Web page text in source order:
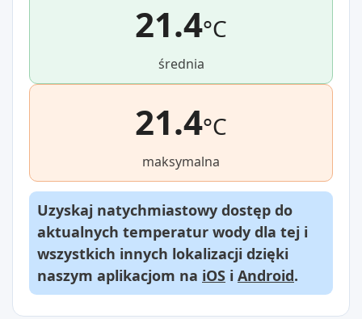
21.4°C
średnia
21.4°C
maksymalna
Uzyskaj natychmiastowy dostęp do
aktualnych temperatur wody dla tej i
wszystkich innych lokalizacji dzięki
naszym aplikacjom na iOS i Android.